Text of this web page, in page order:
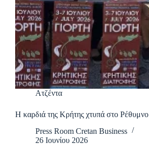
Ατζέντα
Η καρδιά της Κρήτης χτυπά στο Ρέθυμνο
Press Room Cretan Business
26 Ιουνίου 2026